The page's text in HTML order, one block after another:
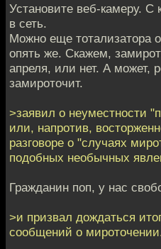
Установите веб-камеру.
в сеть.
Можно еще тотализатора
опять же. Скажем,
апреля, или нет. А может,
замироточит.
>заявил о неуместности
или, напротив,
разговоре о "случаях
подобных необычных
Гражданин поп, у нас
>и призвал дождаться
сообщений о